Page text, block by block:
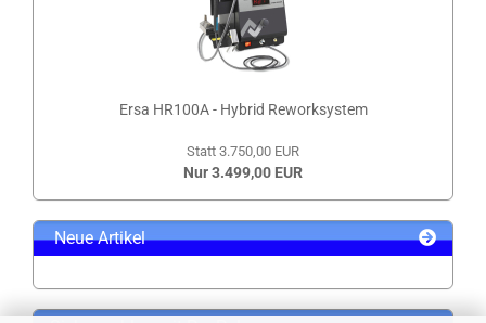
Ersa HR100A - Hybrid Reworksystem
Statt 3.750,00 EUR
Nur 3.499,00 EUR
Neue Artikel